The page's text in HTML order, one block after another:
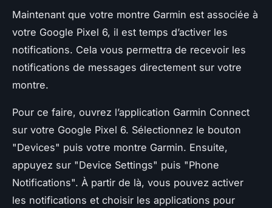
Maintenant que votre montre Garmin est associée à
votre Google Pixel 6, il est temps d’activer les
notifications. Cela vous permettra de recevoir les
notifications de messages directement sur votre
montre.
Pour ce faire, ouvrez l’application Garmin Connect
sur votre Google Pixel 6. Sélectionnez le bouton
"Devices" puis votre montre Garmin. Ensuite,
appuyez sur "Device Settings" puis "Phone
Notifications". À partir de là, vous pouvez activer
les notifications et choisir les applications pour